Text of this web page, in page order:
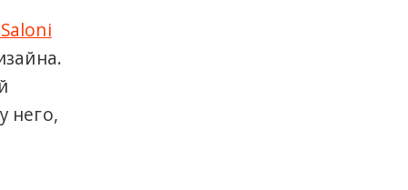
него,